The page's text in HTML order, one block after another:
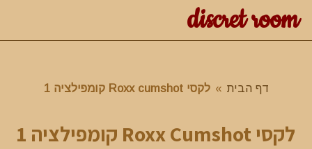
discret room
דף הבית » לקסי Roxx cumshot קומפילציה 1
לקסי Roxx Cumshot קומפילציה 1